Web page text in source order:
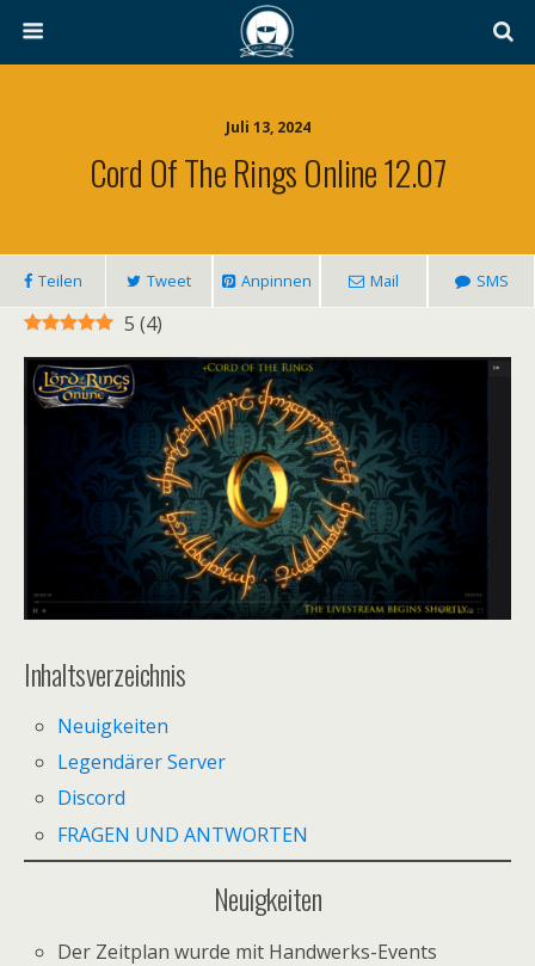
Juli 13, 2024
Cord Of The Rings Online 12.07
Teilen Tweet Anpinnen Mail SMS
5 (4)
Inhaltsverzeichnis
Neuigkeiten
Legendärer Server
Discord
FRAGEN UND ANTWORTEN
Neuigkeiten
Der Zeitplan wurde mit Handwerks-Events